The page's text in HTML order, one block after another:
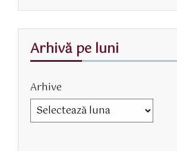
Arhivă pe luni
Arhive